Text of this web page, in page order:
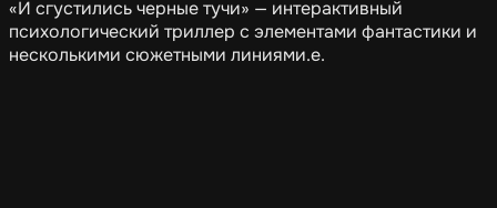
«И сгустились черные тучи» — интерактивный
психологический триллер с элементами фантастики и
несколькими сюжетными линиями.e.